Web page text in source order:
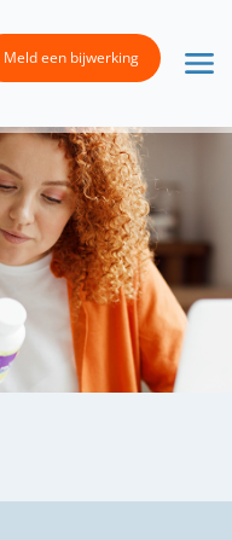
Meld een bijwerking